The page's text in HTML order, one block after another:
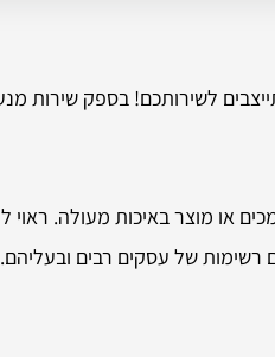
לשירותכם! בספק שירות
או מוצר באיכות מעולה. ראוי
של עסקים רבים ובעליהם.